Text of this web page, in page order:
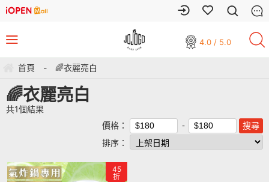
4.0 / 5.0
首頁 - 🌈衣麗亮白
🌈衣麗亮白
共1個結果
價格：
排序：
45
折